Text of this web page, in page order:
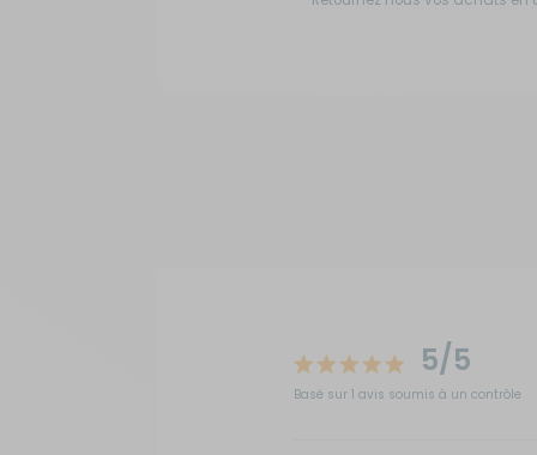
5/5
Basé sur 1 avis soumis à un contrôle